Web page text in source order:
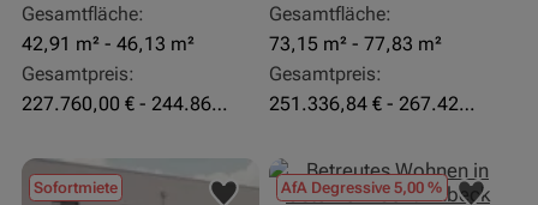
Gesamtfläche:
42,91 m² - 46,13 m²
Gesamtpreis:
227.760,00 € - 244.860,00 €
Gesamtfläche:
73,15 m² - 77,83 m²
Gesamtpreis:
251.336,84 € - 267.420,00 €
Sofortmiete AfA Degressive 5,00 %